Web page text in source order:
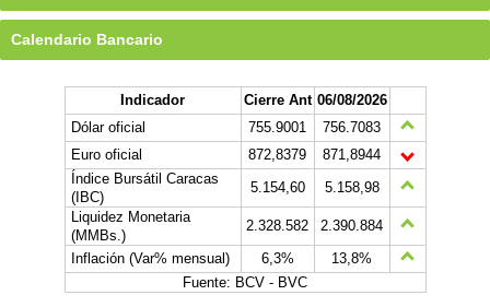
Calendario Bancario
Indicador Cierre Ant 06/08/2026
Dólar oficial
755.9001
756.7083
Euro oficial
872,8379
871,8944
Índice Bursátil Caracas
(IBC)
5.154,60
5.158,98
Liquidez Monetaria
(MMBs.)
2.328.582
2.390.884
Inflación (Var% mensual)
6,3%
13,8%
Fuente: BCV - BVC